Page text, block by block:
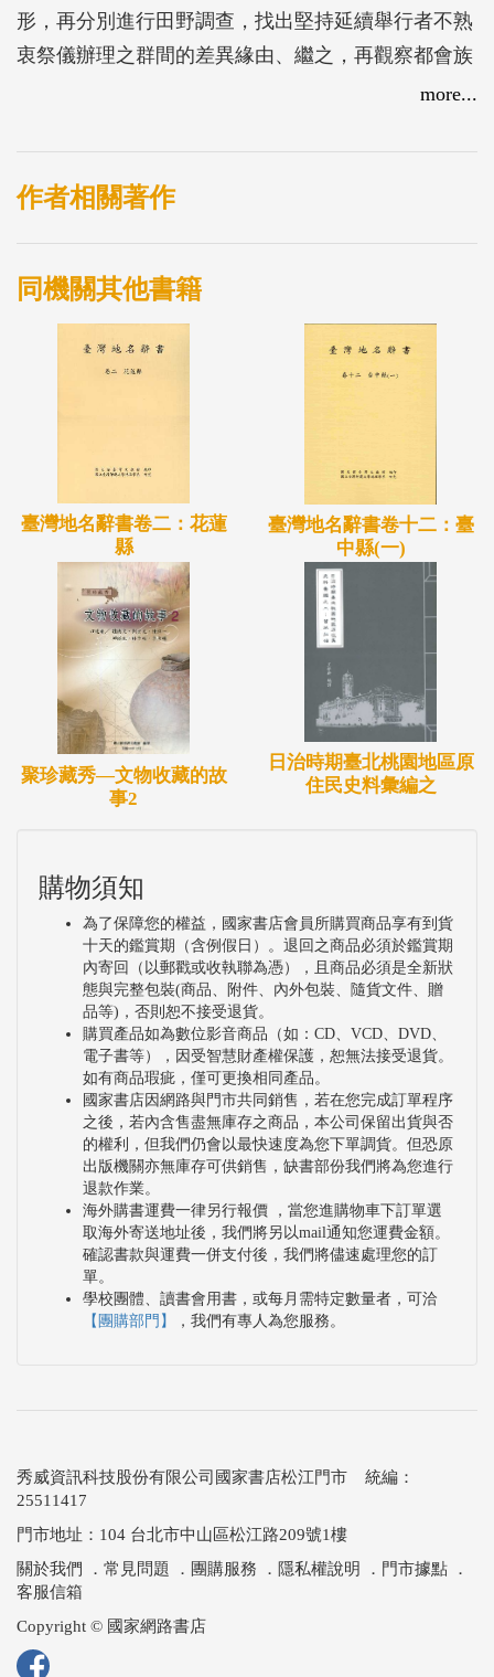
形，再分別進行田野調查，找出堅持延續舉行者不熟
衷祭儀辦理之群間的差異緣由、繼之，再觀察都會族
人與原鄉部落間的連繫景況，透過都會與原鄉間人口
解傳統祭典在當下存在及質。
more...
作者相關著作
同機關其他書籍
臺灣地名辭書卷二：花蓮
縣
臺灣地名辭書卷十二：臺
中縣(一)
聚珍藏秀—文物收藏的故
事2
日治時期臺北桃園地區原
住民史料彙編之
購物須知
為了保障您的權益，國家書店會員所購買商品享有到貨
十天的鑑賞期（含例假日）。退回之商品必須於鑑賞期
內寄回（以郵戳或收執聯為憑），且商品必須是全新狀
態與完整包裝(商品、附件、內外包裝、隨貨文件、贈
品等)，否則恕不接受退貨。
購買產品如為數位影音商品（如：CD、VCD、DVD、
電子書等），因受智慧財產權保護，恕無法接受退貨。
如有商品瑕疵，僅可更換相同產品。
國家書店因網路與門市共同銷售，若在您完成訂單程序
之後，若內含售盡無庫存之商品，本公司保留出貨與否
的權利，但我們仍會以最快速度為您下單調貨。但恐原
出版機關亦無庫存可供銷售，缺書部份我們將為您進行
退款作業。
海外購書運費一律另行報價 ，當您進購物車下訂單選
取海外寄送地址後，我們將另以mail通知您運費金額。
確認書款與運費一併支付後，我們將儘速處理您的訂
單。
學校團體、讀書會用書，或每月需特定數量者，可洽
【團購部門】
，我們有專人為您服務。
秀威資訊科技股份有限公司國家書店松江門市 統編：
25511417
門市地址：104 台北市中山區松江路209號1樓
關於我們 ． 常見問題 ． 團購服務 ． 隱私權說明 ． 門市據點 ．
客服信箱
Copyright © 國家網路書店